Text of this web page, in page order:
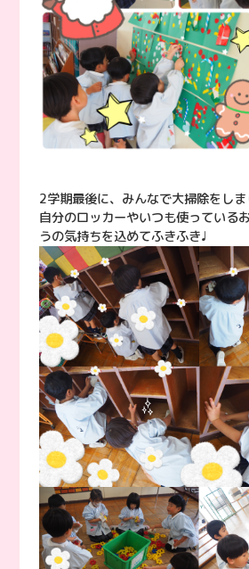
2学期最後に、みんなで大掃除をし
自分のロッカーやいつも使っている
うの気持ちを込めてふきふき♩